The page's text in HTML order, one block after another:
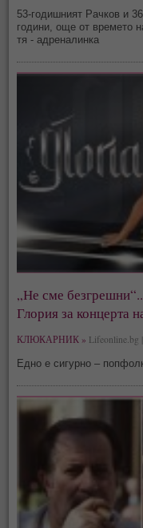
53-годишният Рачков и
години, още от времето
тя - адреналинка
„Не сме
Глория за концерта
КЛЮКАРНИК » Lifeonline.bg
Едно е сигурно –